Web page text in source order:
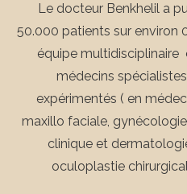
Le docteur Benkhelil a
50.000 patients sur environ
équipe multidisciplinaire
médecins
expérimentés ( en
maxillo faciale,
clinique et
oculoplastie